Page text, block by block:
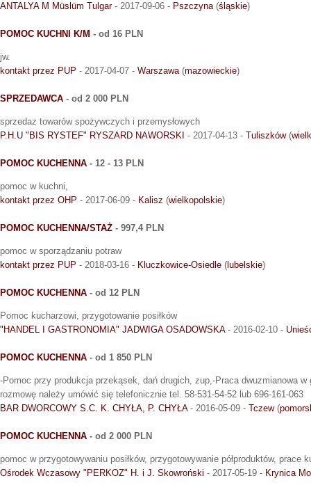
ANTALYA M Müslüm Tulgar- 2017-09-06 - Pszczyna(śląskie)
POMOC KUCHNI K/M - od 16 PLN
jw.
kontakt przez PUP - 2017-04-07 - Warszawa(mazowieckie)
SPRZEDAWCA - od 2 000 PLN
sprzedaz towarów spożywczych i przemysłowych
P.H.U "BIS RYSTEF" RYSZARD NAWORSKI - 2017-04-13 - Tuliszków(
POMOC KUCHENNA - 12 - 13 PLN
pomoc w kuchni,
kontakt przez OHP - 2017-06-09 - Kalisz (wielkopolskie)
POMOC KUCHENNA/STAŻ - 997,4 PLN
pomoc w sporządzaniu potraw
kontakt przez PUP - 2018-03-16 - Kluczkowice-Osiedle ( lubelskie)
POMOC KUCHENNA - od 12 PLN
Pomoc kucharzowi, przygotowanie posiłków
"HANDEL I GASTRONOMIA" JADWIGA OSADOWSKA- 2016-02-10 -
POMOC KUCHENNA - od 1 850 PLN
-Pomoc przy produkcja przekąsek, dań drugich, zup,-Praca dwuzmianowa w
rozmowę należy umówić się telefonicznie tel. 58-531-54-52 lub 696-161-063
BAR DWORCOWY S.C. K. CHYŁA, P. CHYŁA- 2016-05-09 - Tczew(
POMOC KUCHENNA - od 2 000 PLN
pomoc w przygotowywaniu posiłków, przygotowywanie półproduktów, prace
Ośrodek Wczasowy "PERKOZ" H. i J. Skowroński - 2017-05-19 - Krynica